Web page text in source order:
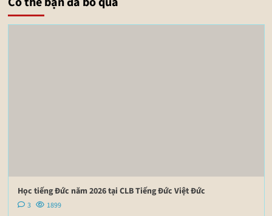
Học tiếng Đức năm 2026 tại CLB Tiếng Đức Việt Đức
3 1899